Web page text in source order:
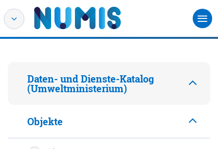
Daten- und Dienste-Katalog
(Umweltministerium)
Objekte